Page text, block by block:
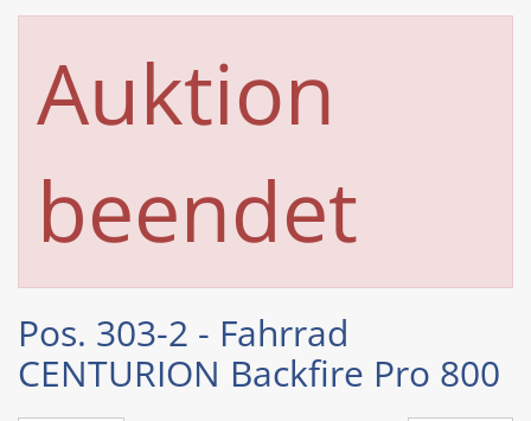
Auktion
beendet
Pos. 303-2 - Fahrrad
CENTURION Backfire Pro 800